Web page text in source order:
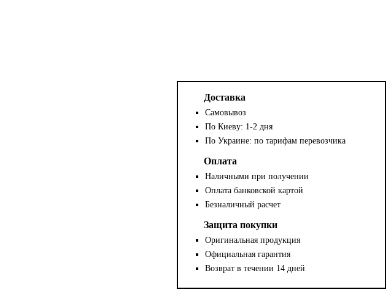
Доставка
Самовывоз
По Киеву: 1-2 дня
По Украине: по тарифам перевозчика
Оплата
Наличными при получении
Оплата банковской картой
Безналичный расчет
Защита покупки
Оригинальная продукция
Официальная гарантия
Возврат в течении 14 дней